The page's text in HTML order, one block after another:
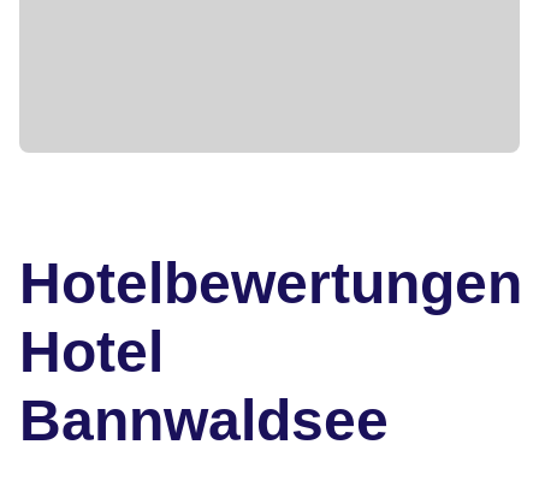
Hotelbewertungen
Hotel
Bannwaldsee